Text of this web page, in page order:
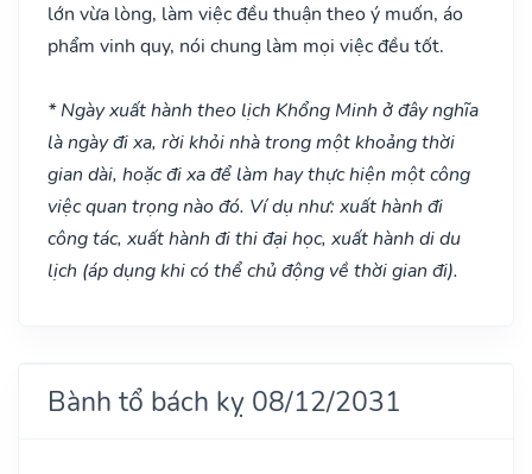
lớn vừa lòng, làm việc đều thuận theo ý muốn, áo
phẩm vinh quy, nói chung làm mọi việc đều tốt.
* Ngày xuất hành theo lịch Khổng Minh ở đây nghĩa
là ngày đi xa, rời khỏi nhà trong một khoảng thời
gian dài, hoặc đi xa để làm hay thực hiện một công
việc quan trọng nào đó. Ví dụ như: xuất hành đi
công tác, xuất hành đi thi đại học, xuất hành di du
lịch (áp dụng khi có thể chủ động về thời gian đi).
Bành tổ bách kỵ 08/12/2031